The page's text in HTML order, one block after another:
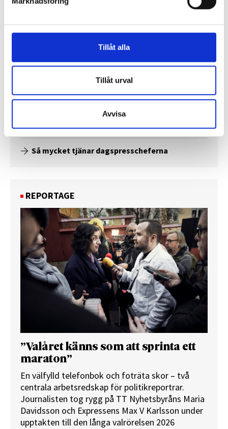
Tillåt alla
Tillåt urval
Avvisa
Enorma skillnader mellan
chefredaktörerna
Så mycket tjänar dagspresscheferna
REPORTAGE
”Valåret känns som att sprinta ett
maraton”
En välfylld telefonbok och foträta skor – två
centrala arbetsredskap för politikreportrar.
Journalisten tog rygg på TT Nyhetsbyråns Maria
Davidsson och Expressens Max V Karlsson under
upptakten till den långa valrörelsen 2026